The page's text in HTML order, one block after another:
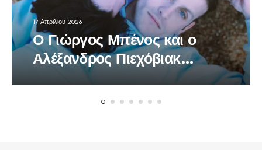
17 Απριλίου 2026
Ο Γιώργος Μπένος και ο
Αλέξανδρος Πιεχόβιακ
πρωταγωνιστές στο
πολυβραβευμένο έργο